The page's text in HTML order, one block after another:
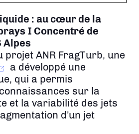
: au cœur de la
I Concentré de
Alpes
projet ANR FragTurb, une
a développé une
qui a permis
sur la
et la variabilité des jets
d’un jet